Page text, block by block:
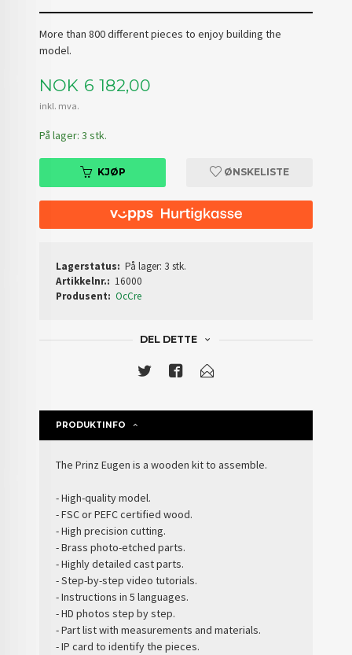
More than 800 different pieces to enjoy building the
model.
Pris
NOK 6 182,00
inkl. mva.
På lager: 3 stk.
KJØP ØNSKELISTE
Lagerstatus: På lager: 3 stk.
Artikkelnr.: 16000
Produsent: OcCre
DEL DETTE
PRODUKTINFO
The Prinz Eugen is awooden kit to assemble.
-High-qualitymodel.
- FSC or PEFCcertified wood.
- High precision cutting.
-Brass photo-etched parts.
- Highly detailed cast parts.
- Step-by-stepvideo tutorials.
- Instructions in5 languages.
-HD photos step by step.
- Part list withmeasurements and materials.
-IP card to identify the pieces.